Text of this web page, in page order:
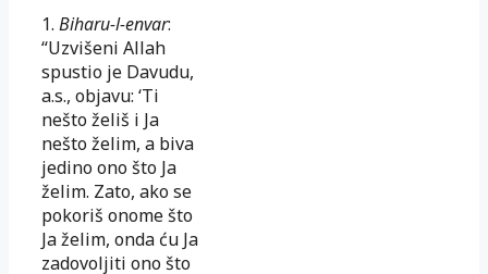
1. Biharu-l-envar:
“Uzvišeni Allah
spustio je Davudu,
a.s., objavu: ‘Ti
nešto želiš i Ja
nešto želim, a biva
jedino ono što Ja
želim. Zato, ako se
pokoriš onome što
Ja želim, onda ću Ja
zadovoljiti ono što